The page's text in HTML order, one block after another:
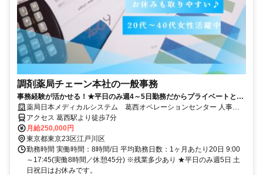
調剤薬局チェーン本社の一般事務
事務経験が活かせる！★平日のみ週4～5日勤務だからプライベートとの
両立◎
薬局日本メディカルシステム 葛西オペレーションセンター 人事総
務部[101]
アクセス 葛西駅より徒歩7分
月給250,000円
東京都東京23区江戸川区
勤務時間 実働時間：8時間/日 平均勤務日数：1ヶ月あたり20日 9:00
～17:45(実働8時間／休憩45分) ※残業多少あり ★平日のみ週5日 土
日祝日はお休みです。